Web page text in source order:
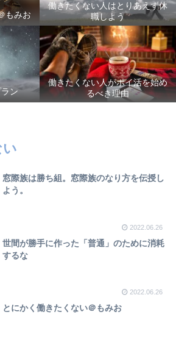
もみお
働きたくない人はとりあえず休
職しよう
ン
働きたくない人がポイ活を始め
るべき理由
窓際族は勝ち組。窓際族のなり方を伝授し
よう。
2022.06.26
世間が勝手に作った「普通」のために消耗
するな
2022.06.26
とにかく働きたくない＠もみお